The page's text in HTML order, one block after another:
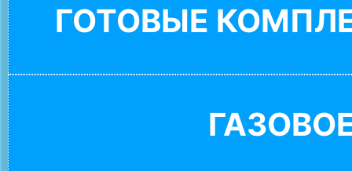
ГОТОВЫЕ